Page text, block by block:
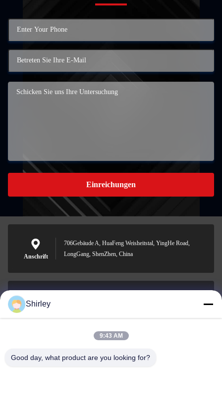
Einreichungen
Anschrift
706Gebäude A, HuaFeng Weisheitstal, YingHe Road,
LongGang, ShenZhen, China
E-Mail-Adresse
0086-18148506772
Shirley
9:43 AM
Good day, what product are you looking for?